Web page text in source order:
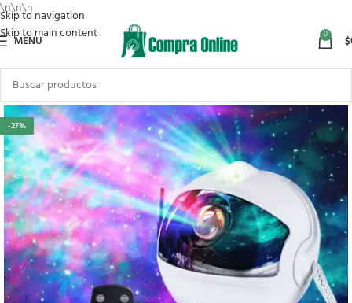
\n\n\n
Skip to navigation
Skip to main content
MENU 0 $
-27%